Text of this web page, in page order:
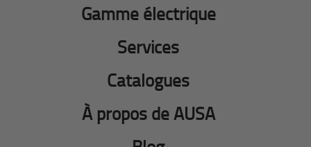
Gamme électrique
Services
Catalogues
À propos de AUSA